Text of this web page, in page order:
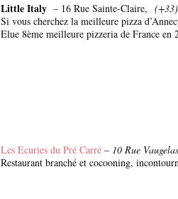
Little Italy – 16 Rue Sainte-Claire, (+33)
Si vous cherchez la meilleure pizza
Elue 8ème meilleure pizzeria de France en
Les Ecuries du Pré Carré – 10 Rue
Restaurant branché et cocooning,